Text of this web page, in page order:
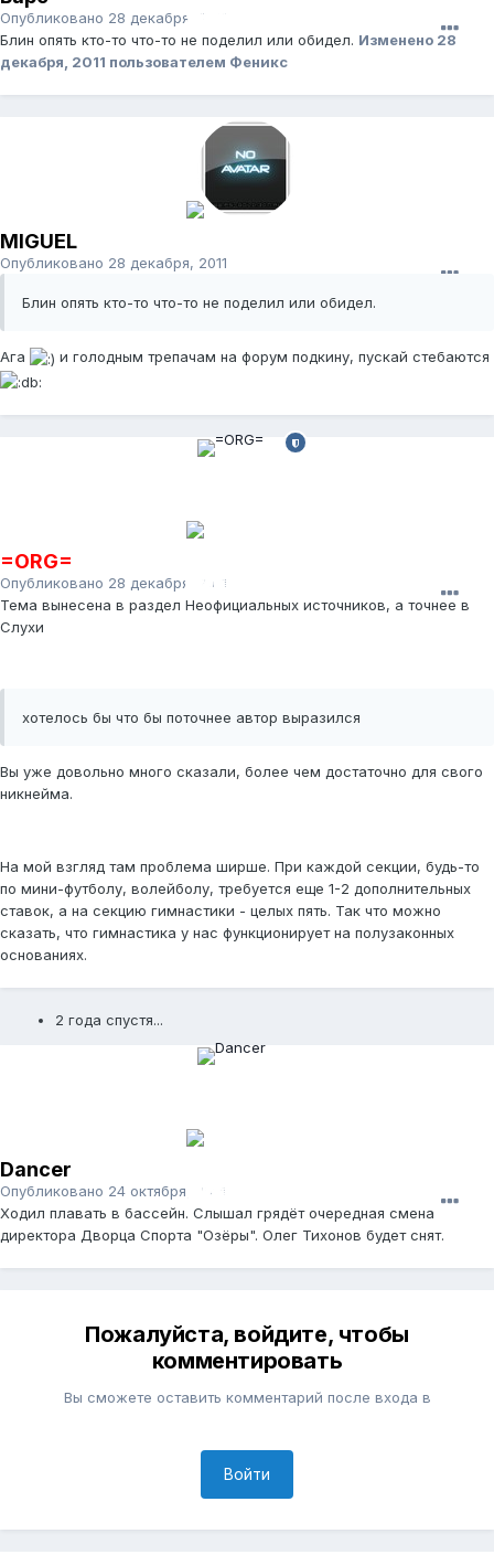
Опубликовано 28 декабря, 2011
Блин опять кто-то что-то не поделил или обидел. Изменено 28
декабря, 2011 пользователем Феникс
MIGUEL
Опубликовано 28 декабря, 2011
Блин опять кто-то что-то не поделил или обидел.
Ага и голодным трепачам на форум подкину, пускай стебаются
=ORG=
Опубликовано 28 декабря, 2011
Тема вынесена в раздел Неофициальных источников, а точнее в
Слухи
хотелось бы что бы поточнее автор выразился
Вы уже довольно много сказали, более чем достаточно для свого
никнейма.
На мой взгляд там проблема ширше. При каждой секции, будь-то
по мини-футболу, волейболу, требуется еще 1-2 дополнительных
ставок, а на секцию гимнастики - целых пять. Так что можно
сказать, что гимнастика у нас функционирует на полузаконных
основаниях.
2 года спустя...
Dancer
Опубликовано 24 октября, 2014
Ходил плавать в бассейн. Слышал грядёт очередная смена
директора Дворца Спорта "Озёры". Олег Тихонов будет снят.
Пожалуйста, войдите, чтобы
комментировать
Вы сможете оставить комментарий после входа в
Войти